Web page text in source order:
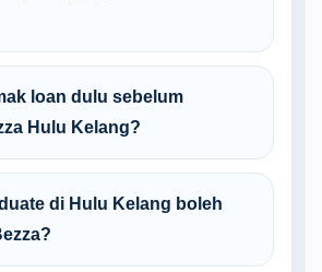
loan dulu sebelum
Hulu Kelang?
di Hulu Kelang boleh